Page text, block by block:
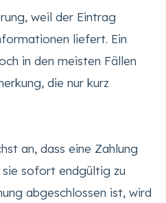
weil der Eintrag
liefert. Ein
in den meisten Fällen
die nur kurz
an, dass eine Zahlung
sofort endgültig zu
abgeschlossen ist, wird